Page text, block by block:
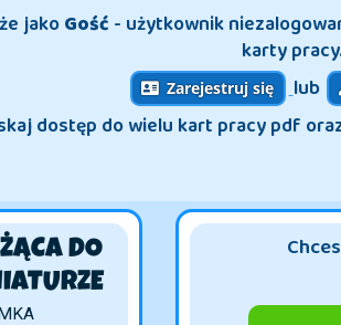
jakoGość - użytkownik
karty
Zarejestruj się lub
dostęp do wielu kart pracy pdf